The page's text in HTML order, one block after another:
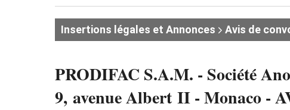
Insertions légales et Annonces Avis de
PRODIFAC S.A.M. - Société
9, avenue Albert II - Monaco -